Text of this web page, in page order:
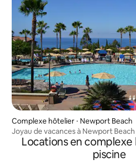
Complexe hôtelier ⋅ Newport Beach
Joyau de vacances à Newport Beach
Locations en
piscine